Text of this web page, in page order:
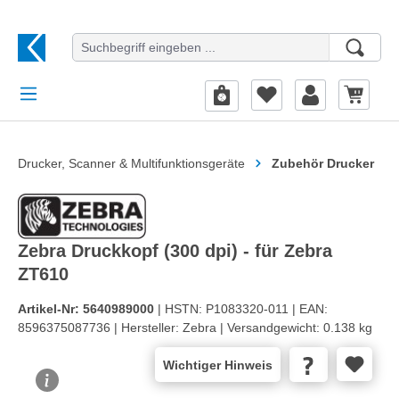
Drucker, Scanner & Multifunktionsgeräte Zubehör Drucker
Zebra Druckkopf (300 dpi) - für Zebra
ZT610
Artikel-Nr: 5640989000 | HSTN: P1083320-011 | EAN:
8596375087736 | Hersteller: Zebra | Versandgewicht: 0.138 kg
Wichtiger Hinweis